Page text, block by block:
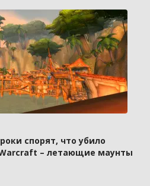
спорят, что убило
– летающие маунты